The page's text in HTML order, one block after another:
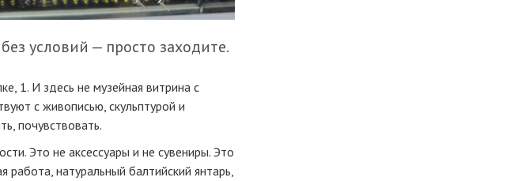
условий — просто заходите.
1. И здесь не музейная витрина с
с живописью, скульптурой и
почувствовать.
Это не аксессуары и не сувениры. Это
натуральный балтийский янтарь,